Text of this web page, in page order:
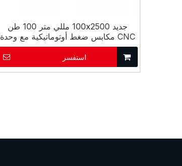
جديد 100x2500 مللي متر 100 طن
CNC مكابس ضغط أوتوماتيكية مع وحدة
تحكم DELEM DA53T CNC
استفسر